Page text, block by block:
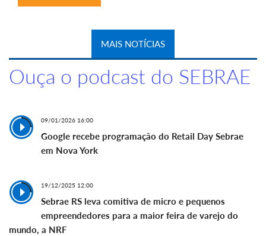
MAIS NOTÍCIAS
Ouça o podcast do SEBRAE
09/01/2026 16:00
Google recebe programação do Retail Day Sebrae
em Nova York
19/12/2025 12:00
Sebrae RS leva comitiva de micro e pequenos
empreendedores para a maior feira de varejo do
mundo, a NRF